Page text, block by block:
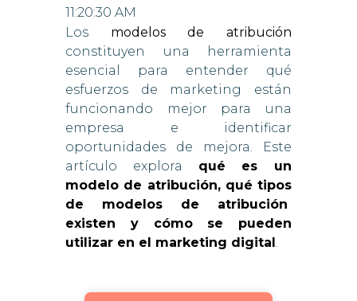
11:20:30 AM
Los modelos de atribución
constituyen una herramienta
esencial para entender qué
esfuerzos de marketing están
funcionando mejor para una
empresa e identificar
oportunidades de mejora. Este
artículo explora qué es un
modelo de atribución, qué tipos
de modelos de atribución
existen y cómo se pueden
utilizar en el marketing digital.